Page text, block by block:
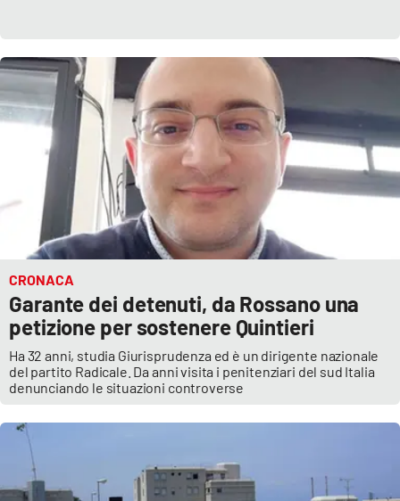
CRONACA
Garante dei detenuti, da Rossano una
petizione per sostenere Quintieri
Ha 32 anni, studia Giurisprudenza ed è un dirigente nazionale
del partito Radicale. Da anni visita i penitenziari del sud Italia
denunciando le situazioni controverse